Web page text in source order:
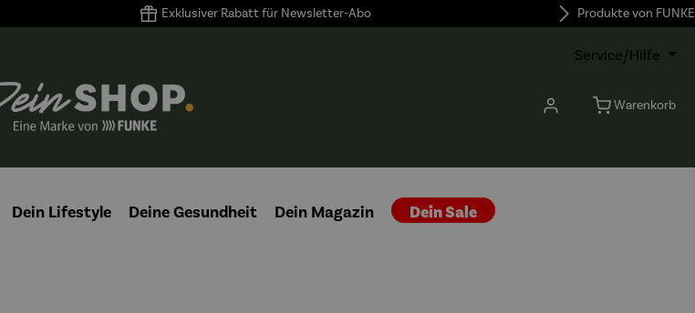
Exklusiver Rabatt für Newsletter-Abo Produkte von FUNKE
Service/Hilfe
Warenkorb
Dein Lifestyle Deine Gesundheit Dein Magazin Dein Sale